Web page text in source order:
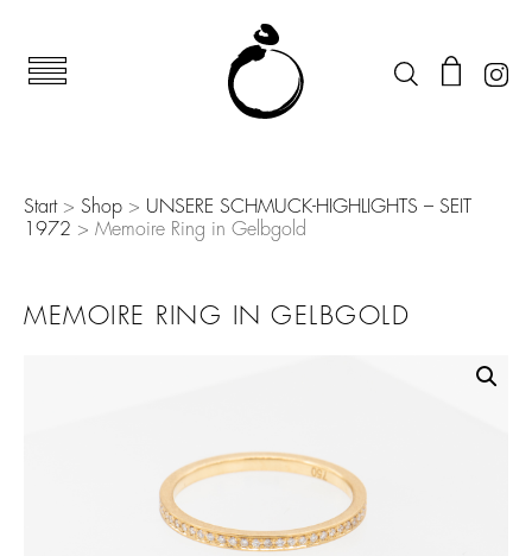
Start> Shop > UNSERE SCHMUCK-HIGHLIGHTS – SEIT
1972 > Memoire Ring in Gelbgold
MEMOIRE RING IN GELBGOLD